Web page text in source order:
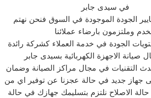
في سيدى جابر
الجودة الموجودة في السوق فنحن نهتم
وملتزمون بارضاء عملائنا
الجودة في خدمة العملاء كشركة رائدة
الاجهزة الكهربائية بسيدى جابر
التقنيات في مجال مراكز الصيانة وضمان
جهاز جديد في حالة عجزنا عن توفير اي من
الاصلاح نلتزم بتسليمك جهازك في حالة